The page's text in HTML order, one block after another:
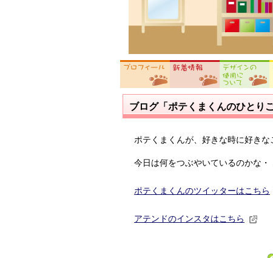
ブログ「ポテくまくんのひとりご
ポテくまくんが、好きな時に好きな
今日は何をつぶやいているのかな・
ポテくまくんのツイッターはこちら
アテンドのインスタはこちら